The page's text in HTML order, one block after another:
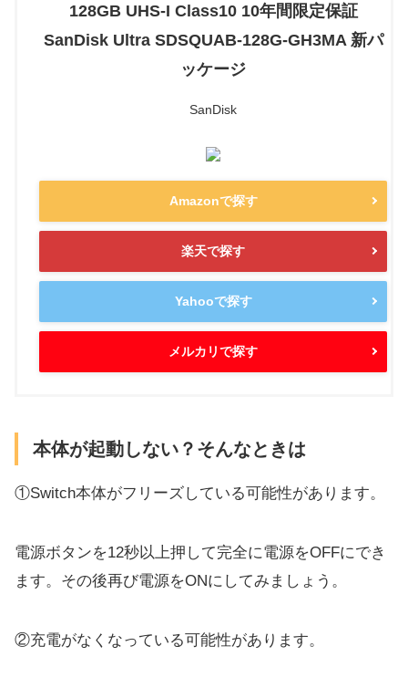
128GB UHS-I Class10 10年間限定保証
SanDisk Ultra SDSQUAB-128G-GH3MA 新パ
ッケージ
SanDisk
Amazonで探す
楽天で探す
Yahooで探す
メルカリで探す
本体が起動しない？そんなときは
①Switch本体がフリーズしている可能性があります。
電源ボタンを12秒以上押して完全に電源をOFFにでき
ます。その後再び電源をONにしてみましょう。
②充電がなくなっている可能性があります。